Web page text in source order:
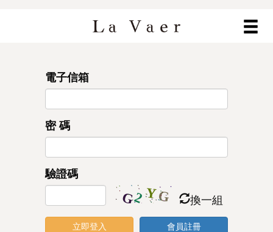
電子信箱
密 碼
驗證碼
換一組
立即登入 會員註冊